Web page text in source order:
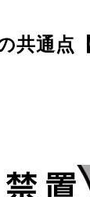
共通点